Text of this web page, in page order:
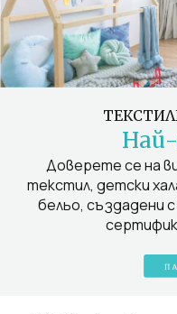
Доверете се на
текстил, детски
бельо, създадени